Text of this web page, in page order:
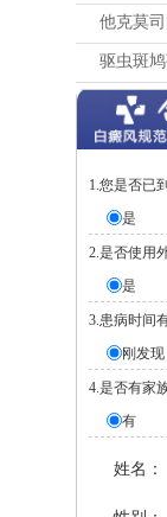
他克莫
驱虫斑
1.您是否已
是
2.是否使用
是
3.患病时间
刚发现
4.是否有家
有
姓名：